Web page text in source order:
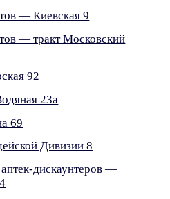
— Киевская 9
— тракт Московский
92
23а
69
Дивизии 8
дискаунтеров —